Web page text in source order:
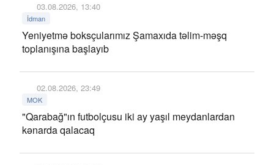
03.08.2026, 13:40
İdman
Yeniyetmə boksçularımız Şamaxıda təlim-məşq
toplanışına başlayıb
02.08.2026, 23:49
MOK
"Qarabağ"ın futbolçusu iki ay yaşıl meydanlardan
kənarda qalacaq